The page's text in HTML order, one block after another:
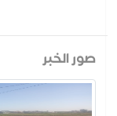
صور الخبر